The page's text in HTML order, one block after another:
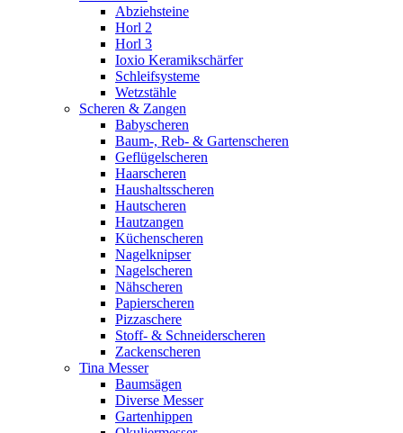
Abziehsteine
Horl 2
Horl 3
Ioxio Keramikschärfer
Schleifsysteme
Wetzstähle
Scheren & Zangen
Babyscheren
Baum-, Reb- & Gartenscheren
Geflügelscheren
Haarscheren
Haushaltsscheren
Hautscheren
Hautzangen
Küchenscheren
Nagelknipser
Nagelscheren
Nähscheren
Papierscheren
Pizzaschere
Stoff- & Schneiderscheren
Zackenscheren
Tina Messer
Baumsägen
Diverse Messer
Gartenhippen